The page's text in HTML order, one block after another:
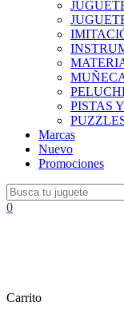
PISTAS
Marcas
Nuevo
Promociones
0
Carrito